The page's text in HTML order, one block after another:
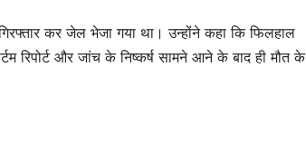
कर जेल भेजा गया था। उन्होंने कहा कि फिलहाल
रिपोर्ट और जांच के निष्कर्ष सामने आने के बाद ही मौत के